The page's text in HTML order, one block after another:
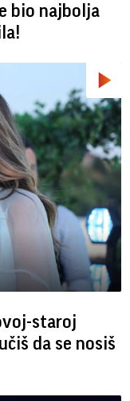
bio najbolja
staroj
da se nosiš